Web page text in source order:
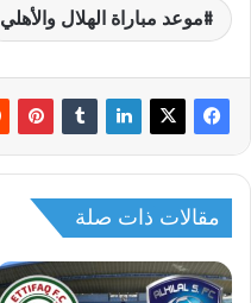
موعد مباراة الهلال والأهلي
مقالات ذات صلة